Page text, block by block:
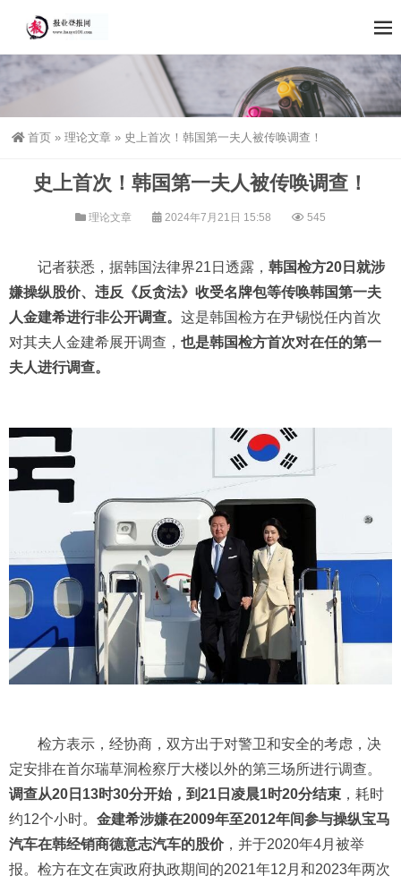
首页 » 理论文章 » 史上首次！韩国第一夫人被传唤调查！
史上首次！韩国第一夫人被传唤调查！
理论文章 2024年7月21日 15:58 545
记者获悉，据韩国法律界21日透露， 韩国检方20日就涉
嫌操纵股价、违反《反贪法》收受名牌包等传唤韩国第一夫
人金建希进行非公开调查。 这是韩国检方在尹锡悦任内首次
对其夫人金建希展开调查， 也是韩国检方首次对在任的第一
夫人进行调查。
检方表示，经协商，双方出于对警卫和安全的考虑，决
定安排在首尔瑞草洞检察厅大楼以外的第三场所进行调查。
调查从20日13时30分开始，到21日凌晨1时20分结束 ，耗时
约12个小时。 金建希涉嫌在2009年至2012年间参与操纵宝马
汽车在韩经销商德意志汽车的股价，并于2020年4月被举
报。检方在文在寅政府执政期间的2021年12月和2023年两次